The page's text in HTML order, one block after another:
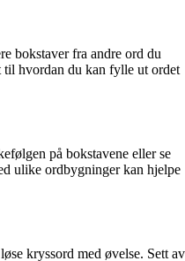
bokstaver fra andre ord du
til hvordan du kan fylle ut ordet
på bokstavene eller se
ulike ordbygninger kan hjelpe
kryssord med øvelse. Sett av